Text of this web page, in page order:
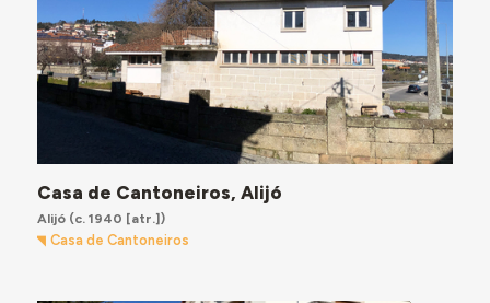
Casa de Cantoneiros, Alijó
Alijó(c. 1940 [atr.])
Casa de Cantoneiros